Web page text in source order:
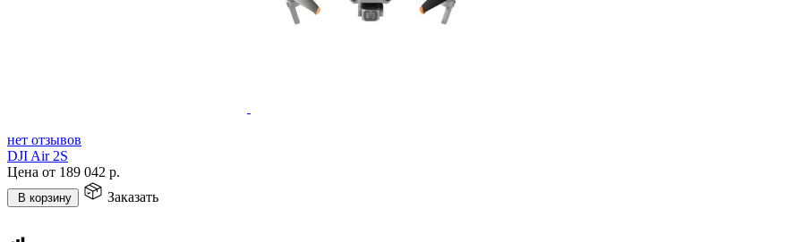
нет отзывов
DJI Air 2S
Цена от 189 042 р.
В корзину Заказать